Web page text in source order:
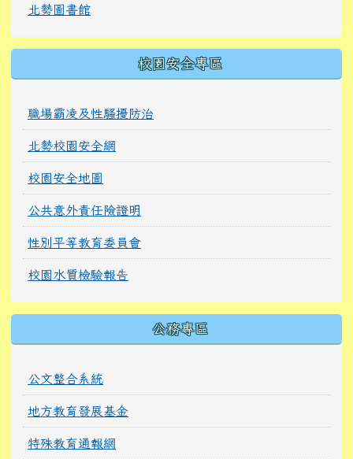
北勢圖書館
校園安全專區
職場霸凌及性騷擾防治
北勢校園安全網
校園安全地圖
公共意外責任險證明
性別平等教育委員會
校園水質檢驗報告
公務專區
公文整合系統
地方教育發展基金
特殊教育通報網